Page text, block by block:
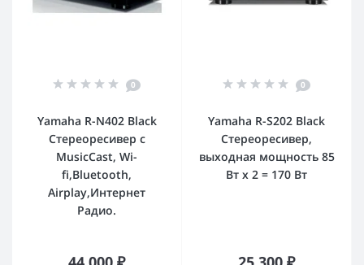
0
Yamaha R-N402 Black
Стереоресивер с
MusicCast, Wi-
fi,Bluetooth,
Airplay,Интернет
Радио.
0
Yamaha R-S202 Black
Стереоресивер,
выходная мощность 85
Вт x 2 = 170 Вт